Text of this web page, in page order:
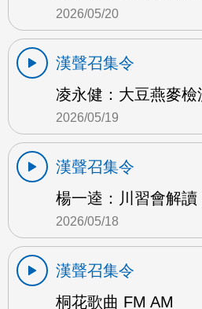
2026/05/20
漢聲召集令
凌永健：大豆燕麥檢
2026/05/19
漢聲召集令
楊一逵：川習會解讀
2026/05/18
漢聲召集令
桐花歌曲 FM AM